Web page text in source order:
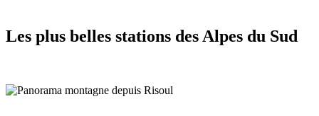
Les plus belles stations des Alpes du Sud